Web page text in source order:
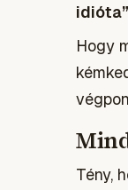
Hogy
Tény,